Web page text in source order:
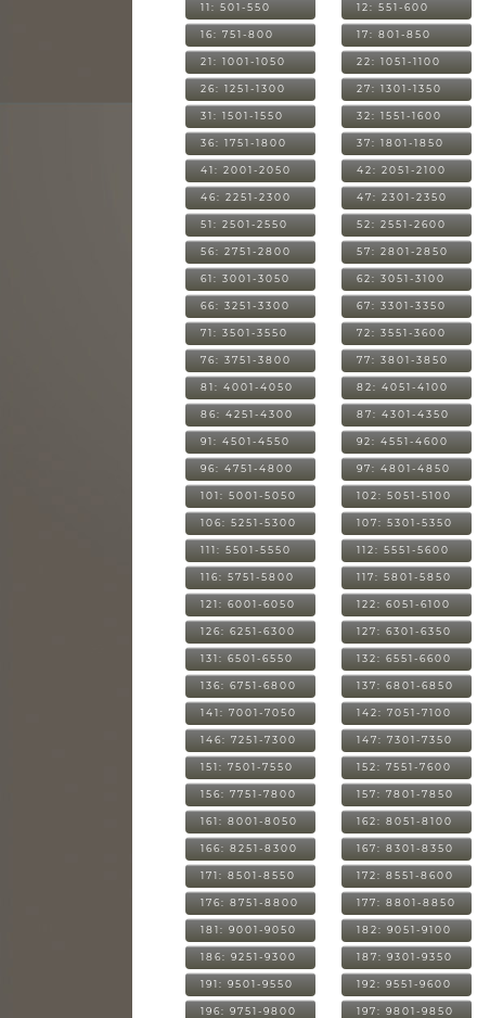
11: 501-550 12: 551-600
16: 751-800 17: 801-850
21: 1001-1050 22: 1051-1100
26: 1251-1300 27: 1301-1350
31: 1501-1550 32: 1551-1600
36: 1751-1800 37: 1801-1850
41: 2001-2050 42: 2051-2100
46: 2251-2300 47: 2301-2350
51: 2501-2550 52: 2551-2600
56: 2751-2800 57: 2801-2850
61: 3001-3050 62: 3051-3100
66: 3251-3300 67: 3301-3350
71: 3501-3550 72: 3551-3600
76: 3751-3800 77: 3801-3850
81: 4001-4050 82: 4051-4100
86: 4251-4300 87: 4301-4350
91: 4501-4550 92: 4551-4600
96: 4751-4800 97: 4801-4850
101: 5001-5050 102: 5051-5100
106: 5251-5300 107: 5301-5350
111: 5501-5550 112: 5551-5600
116: 5751-5800 117: 5801-5850
121: 6001-6050 122: 6051-6100
126: 6251-6300 127: 6301-6350
131: 6501-6550 132: 6551-6600
136: 6751-6800 137: 6801-6850
141: 7001-7050 142: 7051-7100
146: 7251-7300 147: 7301-7350
151: 7501-7550 152: 7551-7600
156: 7751-7800 157: 7801-7850
161: 8001-8050 162: 8051-8100
166: 8251-8300 167: 8301-8350
171: 8501-8550 172: 8551-8600
176: 8751-8800 177: 8801-8850
181: 9001-9050 182: 9051-9100
186: 9251-9300 187: 9301-9350
191: 9501-9550 192: 9551-9600
196: 9751-9800 197: 9801-9850